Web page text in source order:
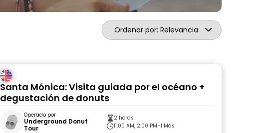
Ordenar por: Relevancia
Santa Mónica: Visita guiada por el océano +
degustación de donuts
Operado por
Underground Donut
Tour
2 horas
11:00 AM, 2:00 PM+1 Más